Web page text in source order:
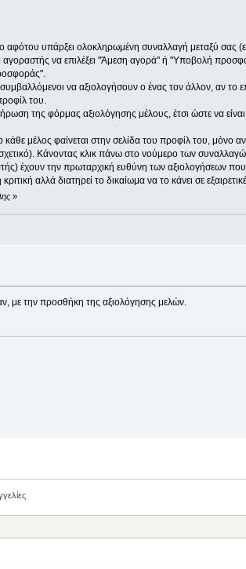
υπάρξει ολοκληρωμένη συναλλαγή μεταξύ σας
να επιλέξει "Άμεση αγορά" ή "Υποβολή
να αξιολογήσουν ο ένας τον άλλον, αν
του.
της φόρμας αξιολόγησης μέλους, έτσι ώστε να
μέλος φαίνεται στην σελίδα του προφίλ του, μόνο
Κάνοντας κλικ πάνω στο νούμερο των
έχουν την πρωταρχική ευθύνη των αξιολογήσεων
αλλά διατηρεί το δικαίωμα να το κάνει σε
»
με την προσθήκη της αξιολόγησης μελών.